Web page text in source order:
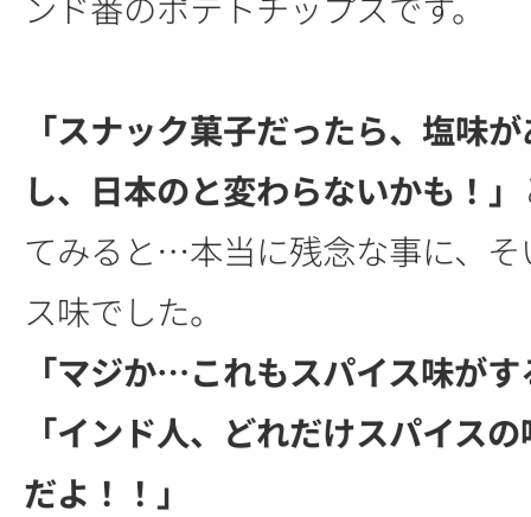
「スナック菓子だったら、塩味
し、日本のと変わらないかも！」
てみると…本当に残念な事に、そ
ス味でした。
「マジか…これもスパイス味が
「インド人、どれだけスパイス
だよ！！」